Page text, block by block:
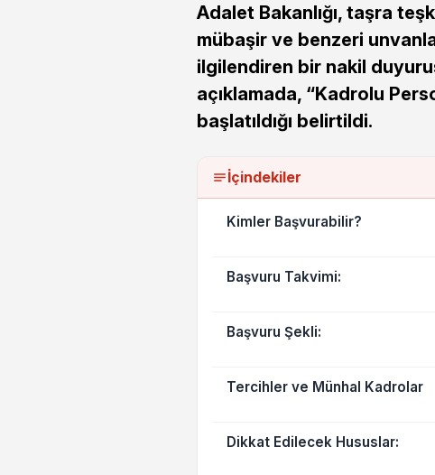
Adalet Bakanlığı, taşra
mübaşir ve benzeri
ilgilendiren bir nakil
açıklamada, “Kadrolu
başlatıldığı belirtildi.
İçindekiler
Kimler Başvurabilir?
Başvuru Takvimi:
Başvuru Şekli:
Tercihler ve Münhal Kadrolar
Dikkat Edilecek Hususlar: